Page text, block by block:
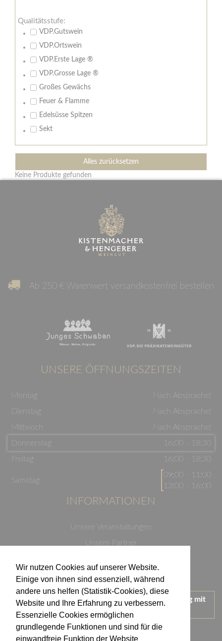
Wir nutzen Cookies auf unserer Website.
Einige von ihnen sind essenziell, während
andere uns helfen (Statistik-Cookies), diese
Website und Ihre Erfahrung zu verbessern.
Essenzielle Cookies ermöglichen
grundlegende Funktionen und sind für die
einwandfreie Funktion der Website
Qualitätsstufe:
VDP.Gutswein
VDP.Ortswein
VDP.Erste Lage ®
VDP.Grosse Lage ®
Großes Gewächs
Feuer & Flamme
Edelsüsse Spitzen
Sekt
Alles zurücksetzen
Keine Produkte gefunden
Ab 250 € Warenwert versandkostenfrei bestellen
UNSERE ÖFFNUNGSZEITEN
Montag
Nach Absprache!
Dienstag
Nach Absprache!
Mittwoch
Nach Absprache!
Donnerstag
16:00 - 18:30
Freitag
16:00 - 18:30
Samstag
09:00 - 11:00
13:00 - 16:00
INFORMATIONEN
Unsere Veranstaltungen
Unsere Partner
Impressum
Wir treten für einen verantwortungsvollen Umgang mit
Alkohol ein.
KONTAKT